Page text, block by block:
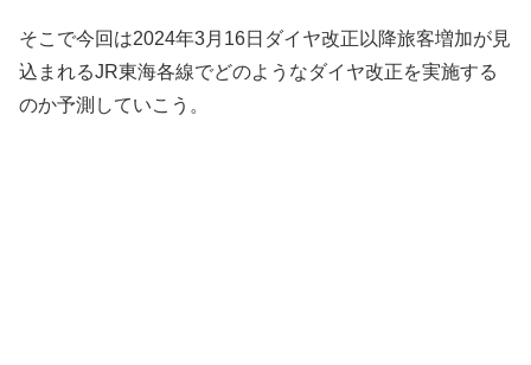
そこで今回は2024年3月16日ダイヤ改正以降旅客増加が見
込まれるJR東海各線でどのようなダイヤ改正を実施する
のか予測していこう。